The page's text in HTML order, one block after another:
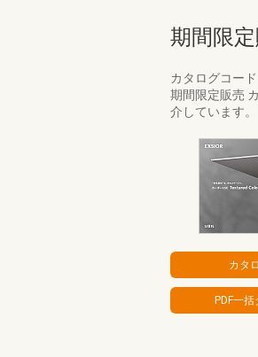
期間限
カタログコー
期間限定販売
介しています。